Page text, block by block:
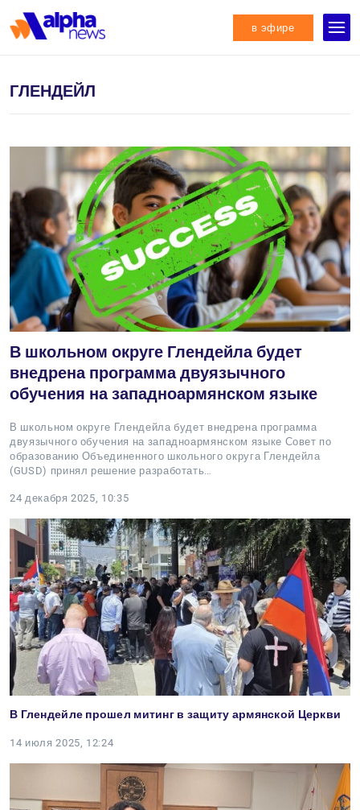
в эфире
ГЛЕНДЕЙЛ
В школьном округе Глендейла будет
внедрена программа двуязычного
обучения на западноармянском языке
В школьном округе Глендейла будет внедрена программа
двуязычного обучения на западноармянском языке Совет по
образованию Объединенного школьного округа Глендейла
(GUSD) принял решение разработать…
24 декабря 2025, 10:35
В Глендейле прошел митинг в защиту армянской Церкви
14 июля 2025, 12:24